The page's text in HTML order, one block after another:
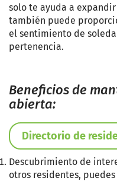
solo te ayuda a
también puede
el sentimiento de
pertenencia.
Beneficios de
abierta:
Directorio de
Descubrimiento de
otros residentes,